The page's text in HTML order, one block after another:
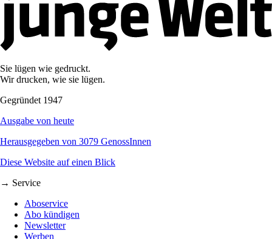
Sie lügen wie gedruckt.
Wir drucken, wie sie lügen.
Gegründet 1947
Ausgabe von heute
Herausgegeben von 3079 GenossInnen
Diese Website auf einen Blick
→ Service
Aboservice
Abo kündigen
Newsletter
Werben